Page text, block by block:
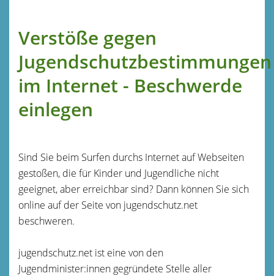
Verstöße gegen
Jugendschutzbestimmungen
im Internet - Beschwerde
einlegen
Sind Sie beim Surfen durchs Internet auf Webseiten
gestoßen, die für Kinder und Jugendliche nicht
geeignet, aber erreichbar sind? Dann können Sie sich
online auf der Seite von jugendschutz.net
beschweren.
jugendschutz.net ist eine von den
Jugendminister:innen gegründete Stelle aller